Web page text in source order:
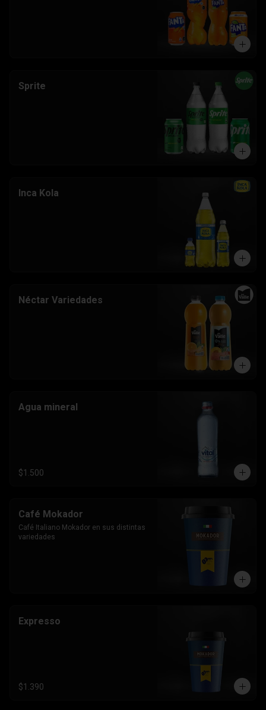
Sprite
Inca Kola
Néctar Variedades
Agua mineral
$1.500
Café Mokador
Café Italiano Mokador en sus distintas
variedades
Expresso
$1.390